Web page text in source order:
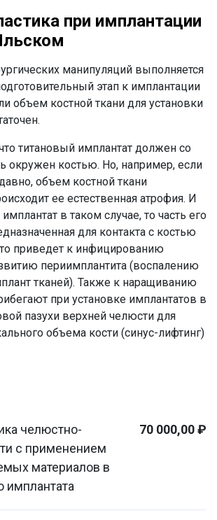
при имплантации
манипуляций выполняется
этап к имплантации
объем костной ткани для установки
титановый имплантат должен со
окружен костью. Но, например, если
объем костной ткани
ее естественная атрофия. И
в таком случае, то часть его
для контакта с костью
приведет к инфицированию
периимплантита (воспалению
тканей). Также к наращиванию
при установке имплантатов в
пазухи верхней челюсти для
объема кости (синус-лифтинг)
челюстно-
с применением
материалов в
имплантата
70 000,00 ₽